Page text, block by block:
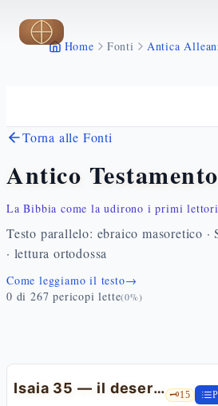
Vai al contenuto principale
Home Fonti Antica
Torna alle Fonti
Antico Testamento
La Bibbia come la udirono i primi
Testo parallelo: ebraico masoretico ·
· lettura ortodossa
Come leggiamo il testo→
0 di 267 pericopi lette(0%)
Isaia 35 — il deserto che fiorisce e la Via santa dei redenti 🗝️15